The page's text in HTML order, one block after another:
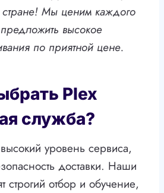
стране! Мы ценим каждого
высокое
по приятной цене.
Plex
служба?
уровень сервиса,
доставки. Наши
строгий отбор и обучение,